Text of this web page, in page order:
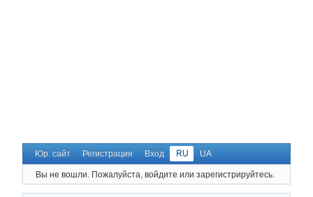
Юр. сайт Регистрация Вход RU UA
Вы не вошли. Пожалуйста, войдите или зарегистрируйтесь.